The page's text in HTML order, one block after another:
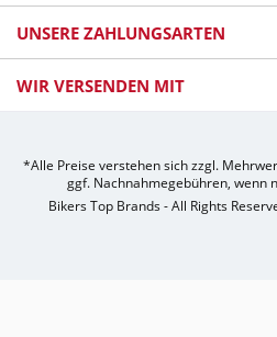
UNSERE ZAHLUNGSARTEN
WIR VERSENDEN MIT
*Alle Preise verstehen sich zzgl.
ggf. Nachnahmegebühren, wenn
Bikers Top Brands - All Rights